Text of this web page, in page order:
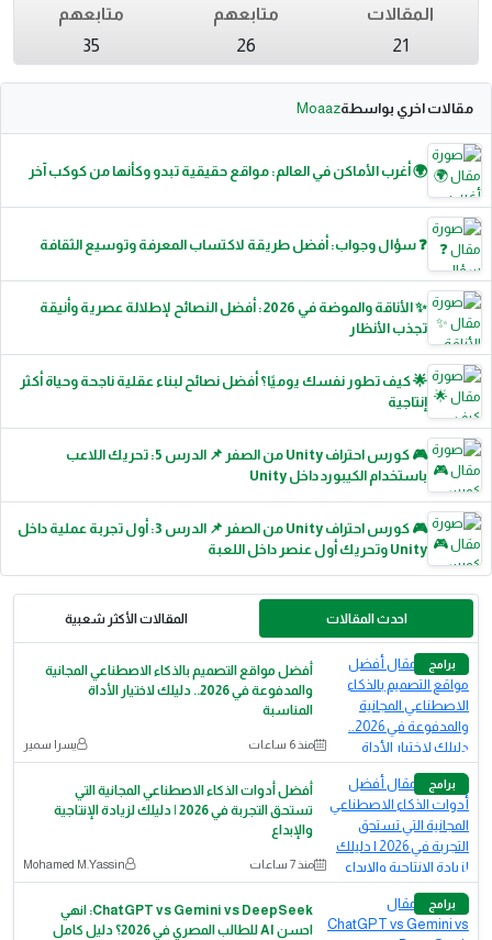
المقالات
21
متابعهم
26
متابعهم
35
مقالات اخري بواسطةMoaaz
🌍 أغرب الأماكن في العالم: مواقع حقيقية تبدو وكأنها من كوكب آخر
❓ سؤال وجواب: أفضل طريقة لاكتساب المعرفة وتوسيع الثقافة
✨ الأناقة والموضة في 2026: أفضل النصائح لإطلالة عصرية وأنيقة
تجذب الأنظار
🌟 كيف تطور نفسك يوميًا؟ أفضل نصائح لبناء عقلية ناجحة وحياة أكثر
إنتاجية
🎮 كورس احتراف Unity من الصفر 📌 الدرس 5: تحريك اللاعب
باستخدام الكيبورد داخل Unity
🎮 كورس احتراف Unity من الصفر 📌 الدرس 3: أول تجربة عملية داخل
Unity وتحريك أول عنصر داخل اللعبة
احدث المقالات المقالات الأكثر شعبية
برامج
أفضل مواقع التصميم بالذكاء الاصطناعي المجانية
والمدفوعة في 2026.. دليلك لاختيار الأداة
المناسبة
منذ 6 ساعات يسرا سمير
برامج
أفضل أدوات الذكاء الاصطناعي المجانية التي
تستحق التجربة في 2026 | دليلك لزيادة الإنتاجية
والإبداع
منذ 7 ساعات Mohamed M.Yassin
برامج
ChatGPT vs Gemini vs DeepSeek: انهي
احسن AI للطالب المصري في 2026؟ دليل كامل